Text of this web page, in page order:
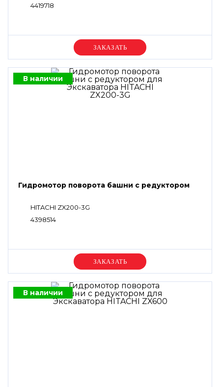
4419718
Уточняйте цену
В наличии
Гидромотор поворота башни с редуктором
HITACHI ZX200-3G
4398514
Уточняйте цену
В наличии